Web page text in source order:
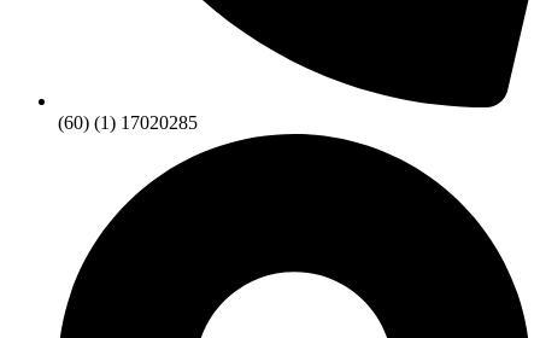
(60) (1) 17020285